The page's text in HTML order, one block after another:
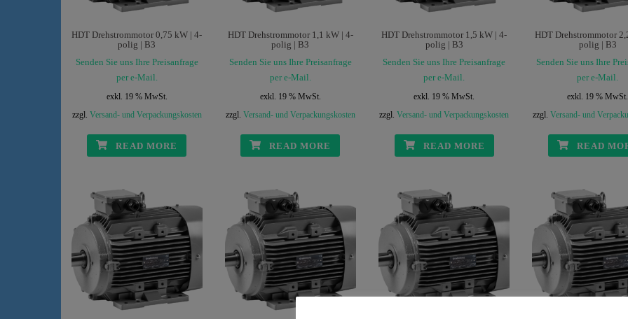
HDT Drehstrommotor 0,75 kW | 4-
polig | B3
Senden Sie uns Ihre Preisanfrage
per e-Mail.
exkl. 19 % MwSt.
zzgl. Versand- und Verpackungskosten
READ MORE
HDT Drehstrommotor 1,1 kW | 4-
polig | B3
Senden Sie uns Ihre Preisanfrage
per e-Mail.
exkl. 19 % MwSt.
zzgl. Versand- und Verpackungskosten
READ MORE
HDT Drehstrommotor 1,5 kW | 4-
polig | B3
Senden Sie uns Ihre Preisanfrage
per e-Mail.
exkl. 19 % MwSt.
zzgl.Versand- und Verpackungskosten
READ MORE
HDT Drehstrommotor
polig | B3
Senden Sie uns Ihre
per e-Mail.
exkl. 19 % MwSt.
zzgl.Versand- und
READ